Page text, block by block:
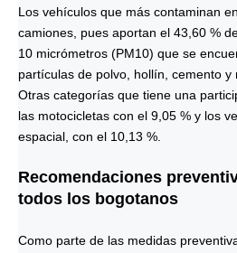
Los vehículos que más contaminan
camiones, pues aportan el 43,60 %
10 micrómetros (PM10) que se
partículas de polvo, hollín, cemento y
Otras categorías que tiene una
las motocicletas con el 9,05 % y los
espacial, con el 10,13 %.
Recomendaciones
todos los bogotanos
Como parte de las medidas